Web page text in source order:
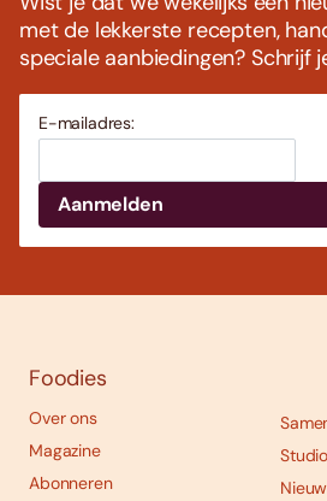
met de lekkerste recepten,
speciale aanbiedingen? Schrijf
E-mailadres:
Foodies
Over ons
Magazine
Abonneren
Studio